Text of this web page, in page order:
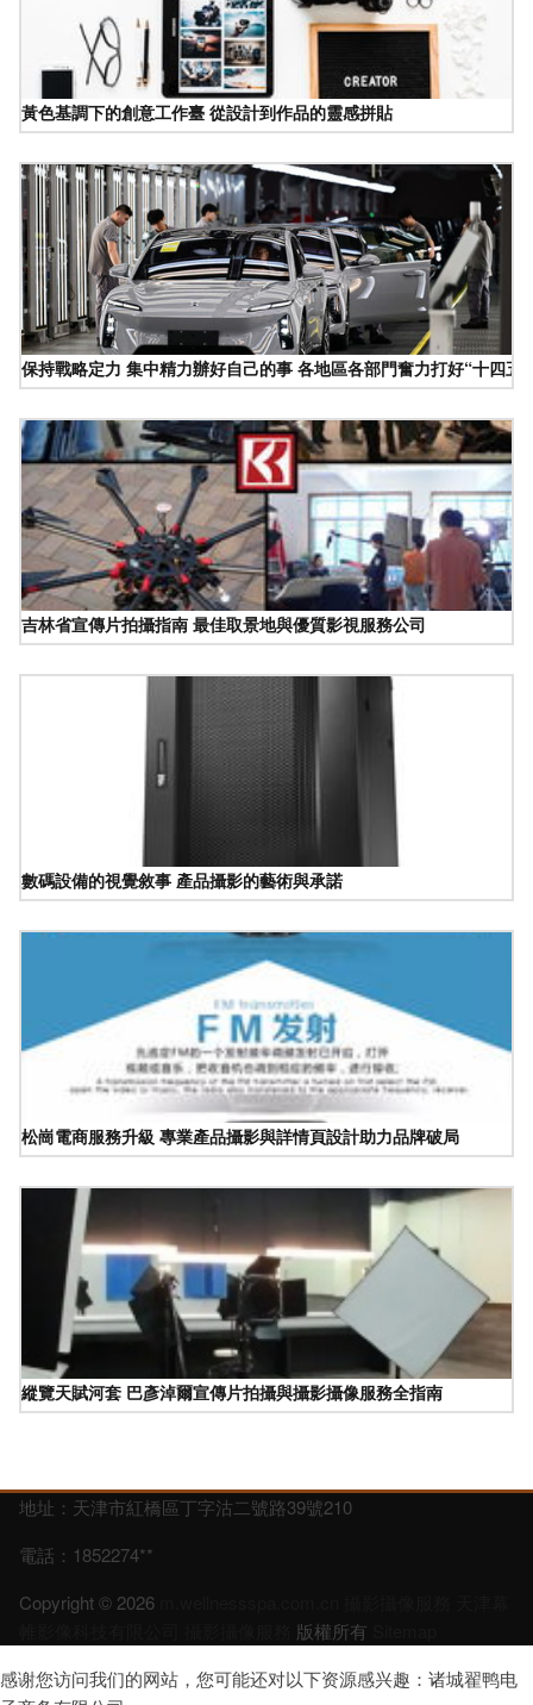
黃色基調下的創意工作臺 從設計到作品的靈感拼貼
保持戰略定力 集中精力辦好自己的事 各地區各部門奮力打好“十四五
吉林省宣傳片拍攝指南 最佳取景地與優質影視服務公司
數碼設備的視覺敘事 產品攝影的藝術與承諾
松崗電商服務升級 專業產品攝影與詳情頁設計助力品牌破局
縱覽天賦河套 巴彥淖爾宣傳片拍攝與攝影攝像服務全指南
地址：天津市紅橋區丁字沽二號路39號210
電話：1852274**
Copyright © 2026
版權所有
感谢您访问我们的网站，您可能还对以下资源感兴趣：诸城翟鸭电